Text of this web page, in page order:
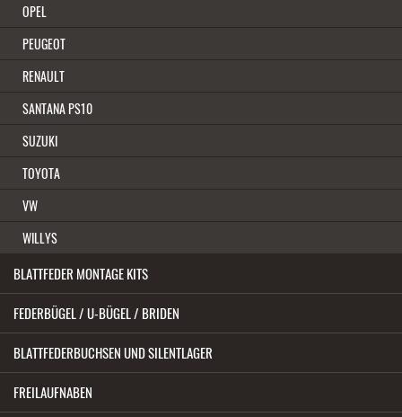
OPEL
PEUGEOT
RENAULT
SANTANA PS10
SUZUKI
TOYOTA
VW
WILLYS
BLATTFEDER MONTAGE KITS
FEDERBÜGEL / U-BÜGEL / BRIDEN
BLATTFEDERBUCHSEN UND SILENTLAGER
FREILAUFNABEN